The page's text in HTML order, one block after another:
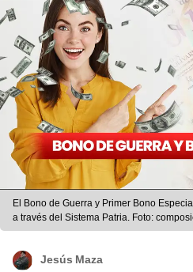
El Bono de Guerra y Primer Bono
a través del Sistema Patria. Foto:
Jesús Maza